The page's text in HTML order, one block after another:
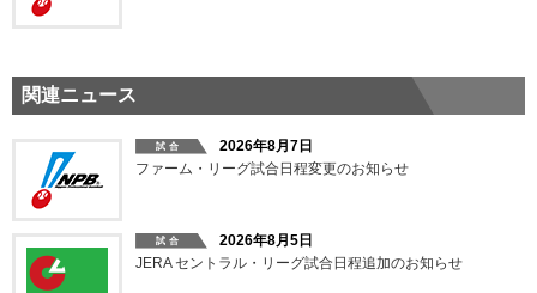
関連ニュース
2026年8月7日
ファーム・リーグ試合日程変更のお知らせ
2026年8月5日
JERA セントラル・リーグ試合日程追加のお知らせ